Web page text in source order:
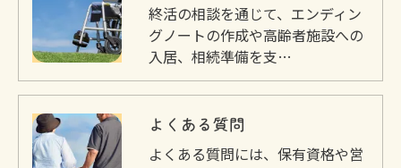
終活の相談を通じて、エンディン
グノートの作成や高齢者施設への
入居、相続準備を支…
よくある質問
よくある質問には、保有資格や営